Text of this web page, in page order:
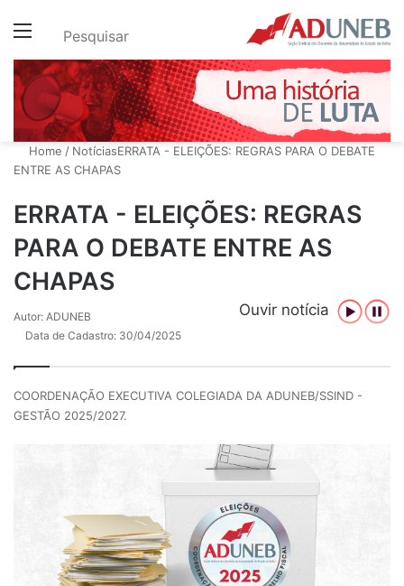
Menu Pesquisar
Home / NotíciasERRATA - ELEIÇÕES: REGRAS PARA O DEBATE
ENTRE AS CHAPAS
ERRATA - ELEIÇÕES: REGRAS
PARA O DEBATE ENTRE AS
CHAPAS
Ouvir notícia
Autor: ADUNEB
Data de Cadastro: 30/04/2025
COORDENAÇÃO EXECUTIVA COLEGIADA DA ADUNEB/SSIND -
GESTÃO 2025/2027.